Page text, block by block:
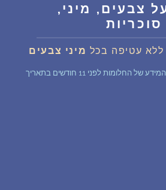
צבעים, מיני,
סוכריות
ללא עטיפה בכל מיני צבעים
חלום זה התווסף למאגר המידע של החלומות לפני 11 חודשים בתאריך